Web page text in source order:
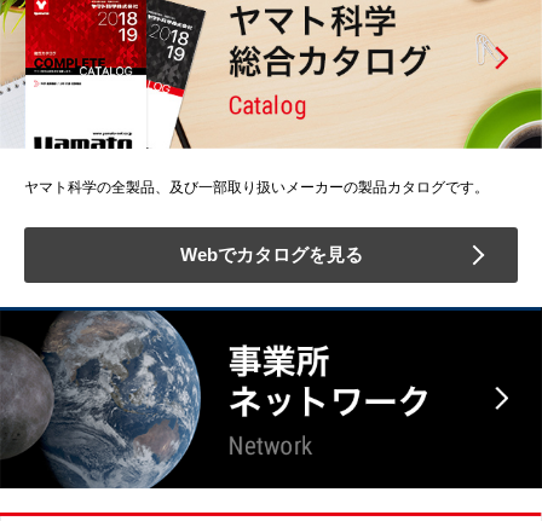
ヤマト科学の全製品、及び一部取り扱いメーカーの製品カタログです。
Webでカタログを見る